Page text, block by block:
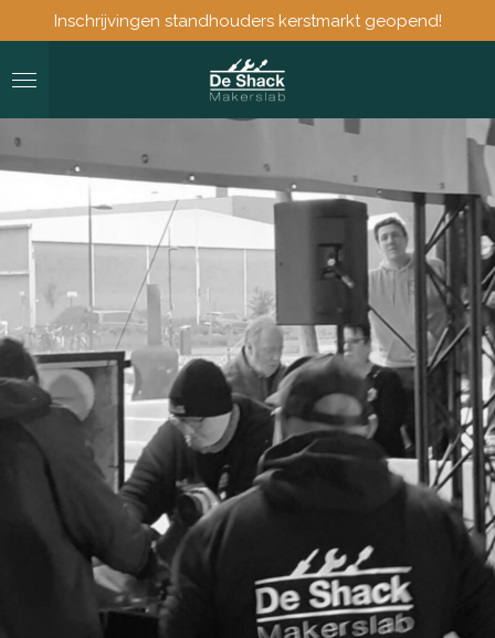
direct
naar
hoofdinhoud
Inschrijvingen standhouders kerstmarkt geopend!